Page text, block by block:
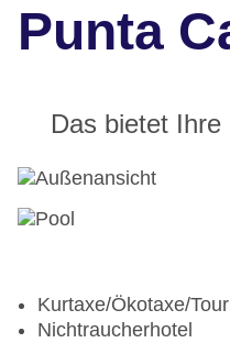
Punta
Das bietet
Kurtaxe/Ökotaxe/
Nichtraucherhotel